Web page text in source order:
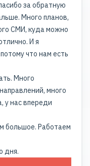
за обратную
Много планов,
СМИ, куда можно
И я
что нам есть
Много
много
у нас впереди
большое. Работаем
дня.